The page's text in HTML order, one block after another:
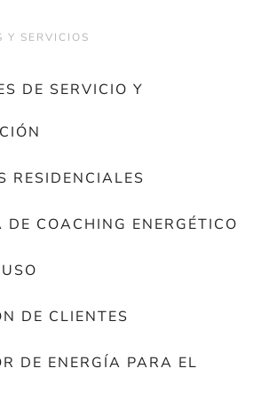
Y SERVICIOS
DE SERVICIO Y
RESIDENCIALES
DE COACHING ENERGÉTICO
DE CLIENTES
DE ENERGÍA PARA EL